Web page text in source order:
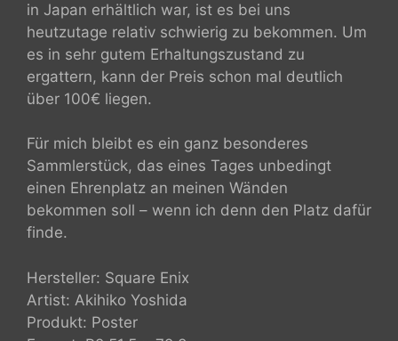
in Japan erhältlich war, ist es bei uns
heutzutage relativ schwierig zu bekommen. Um
es in sehr gutem Erhaltungszustand zu
ergattern, kann der Preis schon mal deutlich
über 100€ liegen.
Für mich bleibt es ein ganz besonderes
Sammlerstück, das eines Tages unbedingt
einen Ehrenplatz an meinen Wänden
bekommen soll – wenn ich denn den Platz dafür
finde.
Hersteller: Square Enix
Artist: Akihiko Yoshida
Produkt: Poster